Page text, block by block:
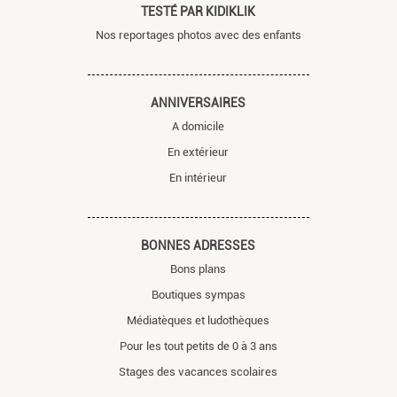
TESTÉ PAR KIDIKLIK
Nos reportages photos avec des enfants
ANNIVERSAIRES
A domicile
En extérieur
En intérieur
BONNES ADRESSES
Bons plans
Boutiques sympas
Médiatèques et ludothèques
Pour les tout petits de 0 à 3 ans
Stages des vacances scolaires